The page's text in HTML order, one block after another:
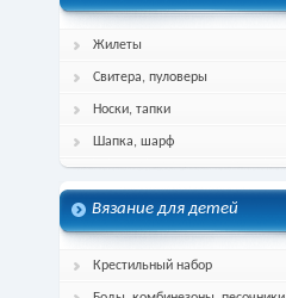
Жилеты
Свитера, пуловеры
Носки, тапки
Шапка, шарф
Вязание для детей
Крестильный набор